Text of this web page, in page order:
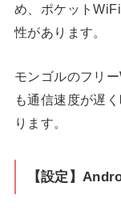
め、ポケット
性があります。
モンゴルのフリ
も通信速度が遅
ります。
【設定】